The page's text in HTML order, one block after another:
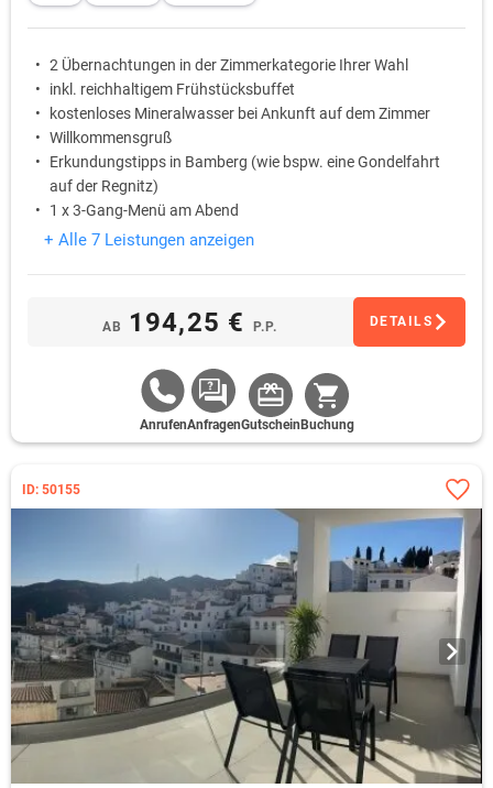
2 Übernachtungen in der Zimmerkategorie Ihrer Wahl
inkl. reichhaltigem Frühstücksbuffet
kostenloses Mineralwasser bei Ankunft auf dem Zimmer
Willkommensgruß
Erkundungstipps in Bamberg (wie bspw. eine Gondelfahrt
auf der Regnitz)
1 x 3-Gang-Menü am Abend
+ Alle 7 Leistungen anzeigen
AB 194,25 € P.P. DETAILS
AnrufenAnfragenGutschein Buchung
ID: 50155